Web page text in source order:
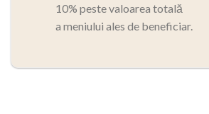
10% peste valoarea totală
a meniului ales de beneficiar.